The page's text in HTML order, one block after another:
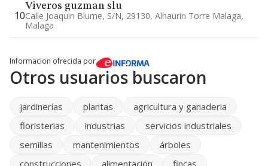
10
Viveros guzman slu
Calle Joaquin Blume, S/n, 29130, Alhaurin Torre Malaga,
Malaga
Informacion ofrecida por
Otros usuarios buscaron
jardinerías plantas
agricultura y ganaderia
floristerias
industrias
servicios industriales
semillas
mantenimientos
árboles
construcciones
alimentación
fincas